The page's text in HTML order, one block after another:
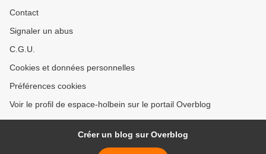
Contact
Signaler un abus
C.G.U.
Cookies et données personnelles
Préférences cookies
Voir le profil de espace-holbein sur le portail Overblog
Créer un blog sur Overblog